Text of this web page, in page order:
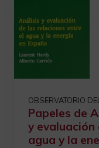
OBSERVATORIO
Papeles de
y
agua y la